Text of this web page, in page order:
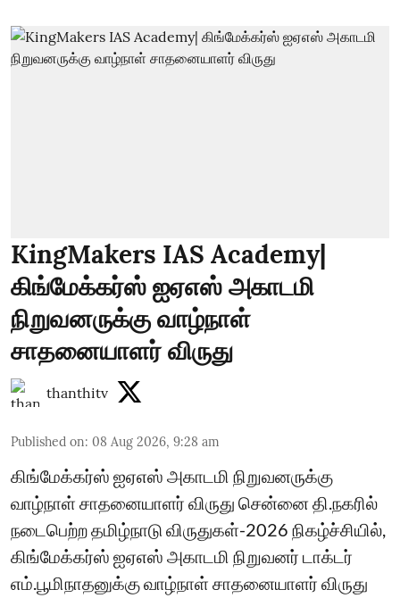
KingMakers IAS Academy|
கிங்மேக்கர்ஸ் ஐஏஎஸ் அகாடமி
நிறுவனருக்கு வாழ்நாள்
சாதனையாளர் விருது
thanthitv
Published on: 08 Aug 2026, 9:28 am
கிங்மேக்கர்ஸ் ஐஏஎஸ் அகாடமி நிறுவனருக்கு
வாழ்நாள் சாதனையாளர் விருது சென்னை தி.நகரில்
நடைபெற்ற தமிழ்நாடு விருதுகள்-2026 நிகழ்ச்சியில்,
கிங்மேக்கர்ஸ் ஐஏஎஸ் அகாடமி நிறுவனர் டாக்டர்
எம்.பூமிநாதனுக்கு வாழ்நாள் சாதனையாளர் விருது